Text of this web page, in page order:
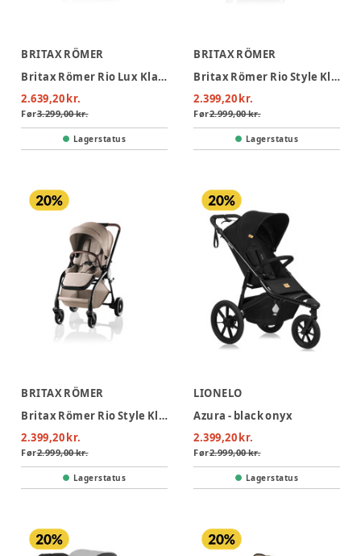
BRITAX RÖMER
Britax Römer Rio Lux Klapvogn - Urban Olive
2.639,20 kr.
Før3.299,00 kr.
Lagerstatus
BRITAX RÖMER
Britax Römer Rio Style Klapvogn - Carbon Black
2.399,20 kr.
Før2.999,00 kr.
Lagerstatus
BRITAX RÖMER
Britax Römer Rio Style Klapvogn - Teak
2.399,20 kr.
Før2.999,00 kr.
Lagerstatus
LIONELO
Azura - black onyx
2.399,20 kr.
Før2.999,00 kr.
Lagerstatus